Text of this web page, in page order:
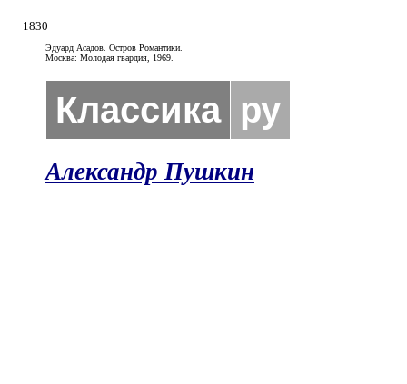
1830
Эдуард Асадов. Остров Романтики.
Москва: Молодая гвардия, 1969.
Классика ру
Александр Пушкин